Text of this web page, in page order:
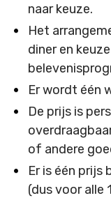
naar keuze.
Het
diner en
Er wordt één
De prijs is
of andere
Er is één prijs
(dus voor alle